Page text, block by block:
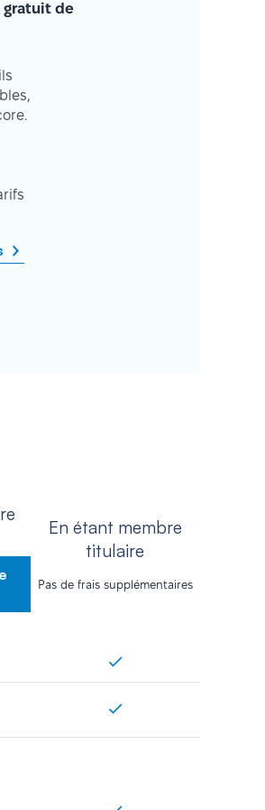
gratuit de
En étant membre
titulaire
Pas de frais supplémentaires